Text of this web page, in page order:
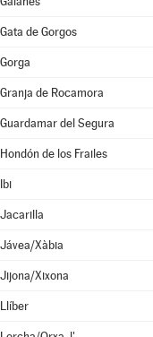
Gata de Gorgos
Gorga
Granja de Rocamora
Guardamar del Segura
Hondón de los Frailes
Ibi
Jacarilla
Jávea/Xàbia
Jijona/Xixona
Llíber